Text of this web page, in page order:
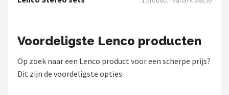
Voordeligste Lenco producten
Op zoek naar een Lenco product voor een scherpe prijs?
Dit zijn de voordeligste opties: